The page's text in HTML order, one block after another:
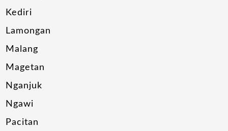
Kediri
Lamongan
Malang
Magetan
Nganjuk
Ngawi
Pacitan